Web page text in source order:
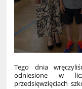
Tego dnia
odniesione w
przedsięwzięciach